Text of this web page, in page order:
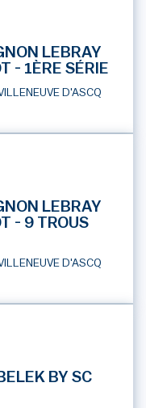
LEBRAY
- 1ÈRE SÉRIE
D'ASCQ
LEBRAY
- 9 TROUS
D'ASCQ
BY SC